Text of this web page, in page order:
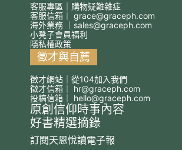
客服專區｜購物疑難雜症
客服信箱｜ grace@graceph.com
海外業務 ｜ sales@graceph.com
小凳子會員福利
隱私權政策
徵才與自薦
徵才網站｜從104加入我們
徵才信箱｜ hr@graceph.com
投稿信箱｜ hello@graceph.com
原創信仰時事內容
好書精選摘錄
訂閱天恩悅讀電子報